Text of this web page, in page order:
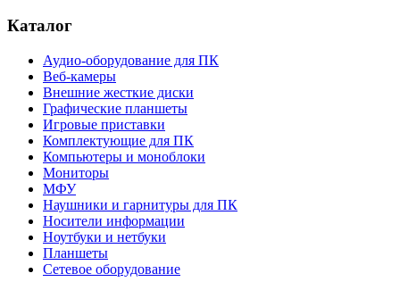
Каталог
Аудио-оборудование для ПК
Веб-камеры
Внешние жесткие диски
Графические планшеты
Игровые приставки
Комплектующие для ПК
Компьютеры и моноблоки
Мониторы
МФУ
Наушники и гарнитуры для ПК
Носители информации
Ноутбуки и нетбуки
Планшеты
Сетевое оборудование